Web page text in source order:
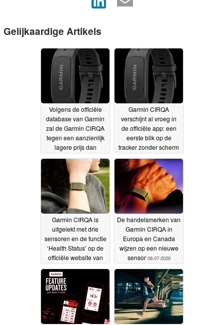
Gelijkaardige Artikels
Volgens de officiële
database van Garmin
zal de Garmin CIRQA
tegen een aanzienlijk
lagere prijs dan
worden gebracht. 19-07-
2026
Garmin CIRQA
verschijnt al vroeg in
de officiële app: een
eerste blik op de
tracker zonder scherm
18-07-2026
Garmin CIRQA is
uitgelekt met drie
sensoren en de functie
‘Health Status’ op de
officiële website van
16-07-2026
De handelsmerken van
Garmin CIRQA in
Europa en Canada
wijzen op een nieuwe
sensor 08-07-2026